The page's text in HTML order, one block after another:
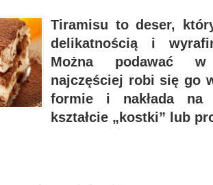
Tiramisu to deser,
delikatnością i
Można podawać
najczęściej robi się go
formie i nakłada
kształcie „kostki” lub